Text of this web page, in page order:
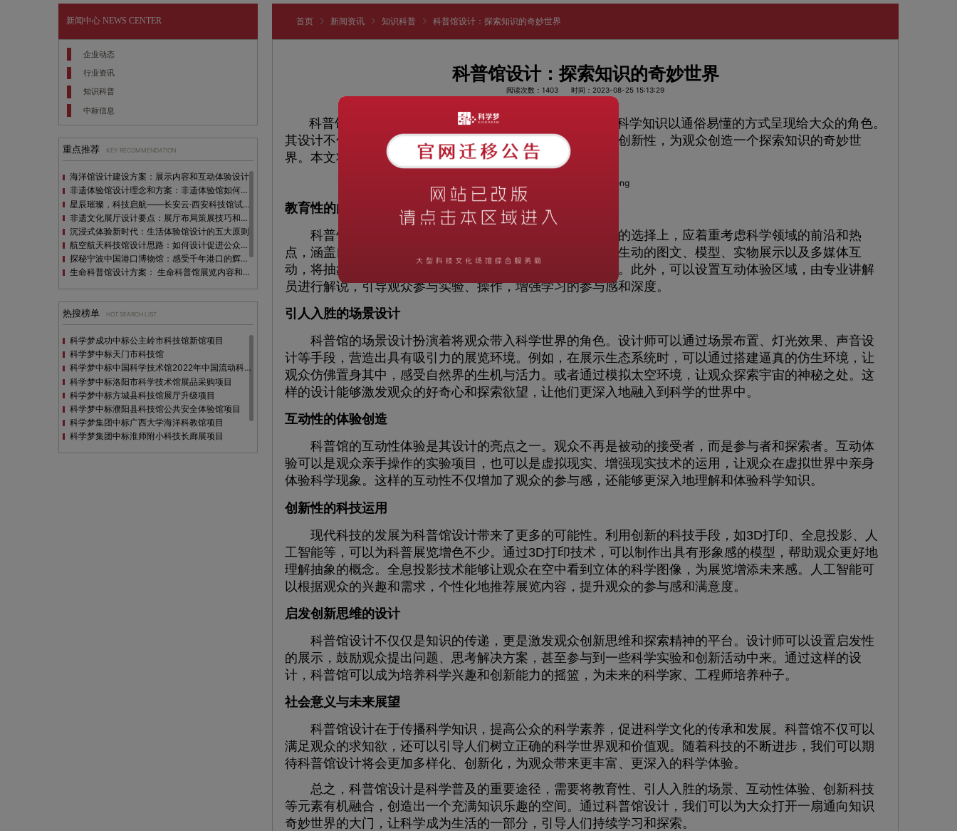
新闻中心NEWS CENTER
企业动态
行业资讯
知识科普
中标信息
重点推荐 KEY RECOMMENDATION
海洋馆设计建设方案：展示内容和互动体验设计
非遗体验馆设计理念和方案：非遗体验馆如何本土化设计？
星辰璀璨，科技启航——长安云·西安科技馆试营业，邀您共赴未来之旅！
非遗文化展厅设计要点：展厅布局策展技巧和创新元素
沉浸式体验新时代：生活体验馆设计的五大原则
航空航天科技馆设计思路：如何设计促进公众的兴趣
探秘宁波中国港口博物馆：感受千年港口的辉煌与变迁
生命科普馆设计方案： ​生命科普馆展览内容和互动方式
全息体验馆设计：打造身临其境的奇妙世界
热搜榜单 HOT SEARCH LIST
科学梦成功中标公主岭市科技馆新馆项目
科学梦中标天门市科技馆
科学梦中标中国科学技术馆2022年中国流动科技馆展览采购
科学梦中标洛阳市科学技术馆展品采购项目
科学梦中标方城县科技馆展厅升级项目
科学梦中标濮阳县科技馆公共安全体验馆项目
科学梦集团中标广西大学海洋科教馆项目
科学梦集团中标淮师附小科技长廊展项目
首页 新闻资讯 知识科普 科普馆设计：探索知识的奇妙世界
科普馆设计：探索知识的奇妙世界
阅读次数：1403 时间：2023-08-25 15:13:29
科普馆作为当代科学传播的重要场所，扮演着将复杂的科学知识以通俗易懂的方式呈现给大众的角色。
其设计不仅需要兼顾展示效果，更要融入教育性、互动性和创新性，为观众创造一个探索知识的奇妙世
界。本文将探讨科普馆设计的要点和重要性。
教育性的内容传递
科普馆设计的核心是向观众传递科学知识。在展示内容的选择上，应着重考虑科学领域的前沿和热
点，涵盖自然科学、人文科学、技术创新等各个方面。通过生动的图文、模型、实物展示以及多媒体互
动，将抽象的概念转化为直观的形象，帮助观众理解和记忆。此外，可以设置互动体验区域，由专业讲解
员进行解说，引导观众参与实验、操作，增强学习的参与感和深度。
引人入胜的场景设计
科普馆的场景设计扮演着将观众带入科学世界的角色。设计师可以通过场景布置、灯光效果、声音设
计等手段，营造出具有吸引力的展览环境。例如，在展示生态系统时，可以通过搭建逼真的仿生环境，让
观众仿佛置身其中，感受自然界的生机与活力。或者通过模拟太空环境，让观众探索宇宙的神秘之处。这
样的设计能够激发观众的好奇心和探索欲望，让他们更深入地融入到科学的世界中。
互动性的体验创造
科普馆的互动性体验是其设计的亮点之一。观众不再是被动的接受者，而是参与者和探索者。互动体
验可以是观众亲手操作的实验项目，也可以是虚拟现实、增强现实技术的运用，让观众在虚拟世界中亲身
体验科学现象。这样的互动性不仅增加了观众的参与感，还能够更深入地理解和体验科学知识。
创新性的科技运用
现代科技的发展为科普馆设计带来了更多的可能性。利用创新的科技手段，如3D打印、全息投影、人
工智能等，可以为科普展览增色不少。通过3D打印技术，可以制作出具有形象感的模型，帮助观众更好地
理解抽象的概念。全息投影技术能够让观众在空中看到立体的科学图像，为展览增添未来感。人工智能可
以根据观众的兴趣和需求，个性化地推荐展览内容，提升观众的参与感和满意度。
启发创新思维的设计
科普馆设计不仅仅是知识的传递，更是激发观众创新思维和探索精神的平台。设计师可以设置启发性
的展示，鼓励观众提出问题、思考解决方案，甚至参与到一些科学实验和创新活动中来。通过这样的设
计，科普馆可以成为培养科学兴趣和创新能力的摇篮，为未来的科学家、工程师培养种子。
社会意义与未来展望
科普馆设计在于传播科学知识，提高公众的科学素养，促进科学文化的传承和发展。科普馆不仅可以
满足观众的求知欲，还可以引导人们树立正确的科学世界观和价值观。随着科技的不断进步，我们可以期
待科普馆设计将会更加多样化、创新化，为观众带来更丰富、更深入的科学体验。
总之，科普馆设计是科学普及的重要途径，需要将教育性、引人入胜的场景、互动性体验、创新科技
等元素有机融合，创造出一个充满知识乐趣的空间。通过科普馆设计，我们可以为大众打开一扇通向知识
奇妙世界的大门，让科学成为生活的一部分，引导人们持续学习和探索。